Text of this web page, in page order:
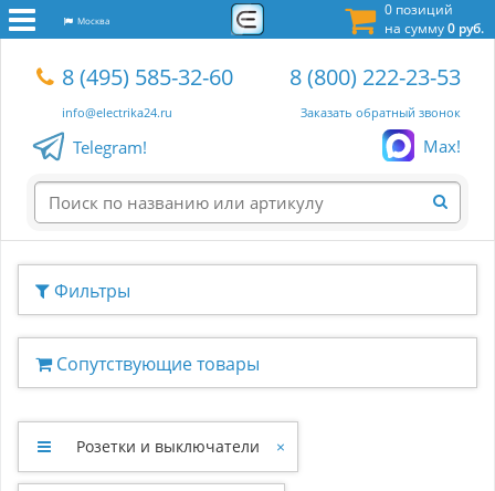
0 позиций
на сумму0 руб.
Москва
8 (495) 585-32-60
info@electrika24.ru
8 (800) 222-23-53
Заказать обратный звонок
Telegram! Max!
Фильтры
Сопутствующие товары
Розетки и выключатели ×